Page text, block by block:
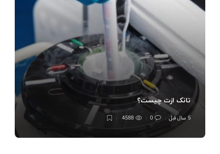
تانک ازت چیست؟
5 سال قبل 0
4588